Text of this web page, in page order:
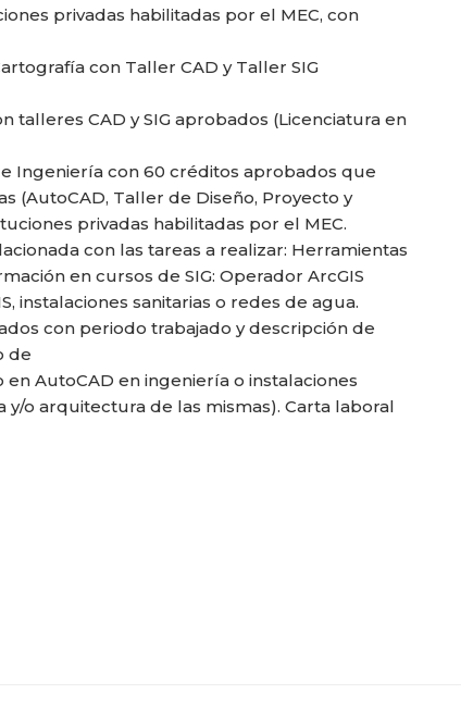
privadas habilitadas por el MEC, con
con Taller CAD y Taller SIG
talleres CAD y SIG aprobados (Licenciatura en
Ingeniería con 60 créditos aprobados que
(AutoCAD, Taller de Diseño, Proyecto y
privadas habilitadas por el MEC.
con las tareas a realizar: Herramientas
en cursos de SIG: Operador ArcGIS
instalaciones sanitarias o redes de agua.
con periodo trabajado y descripción de
de
AutoCAD en ingeniería o instalaciones
o arquitectura de las mismas). Carta laboral